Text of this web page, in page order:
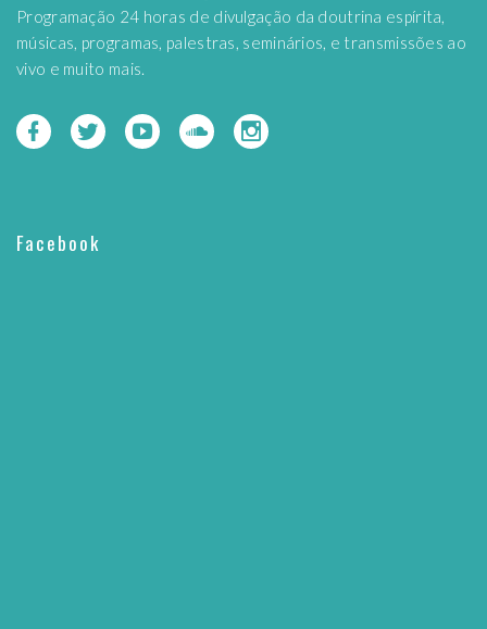
Programação 24 horas de divulgação da doutrina espírita,
músicas, programas, palestras, seminários, e transmissões ao
vivo e muito mais.
Facebook